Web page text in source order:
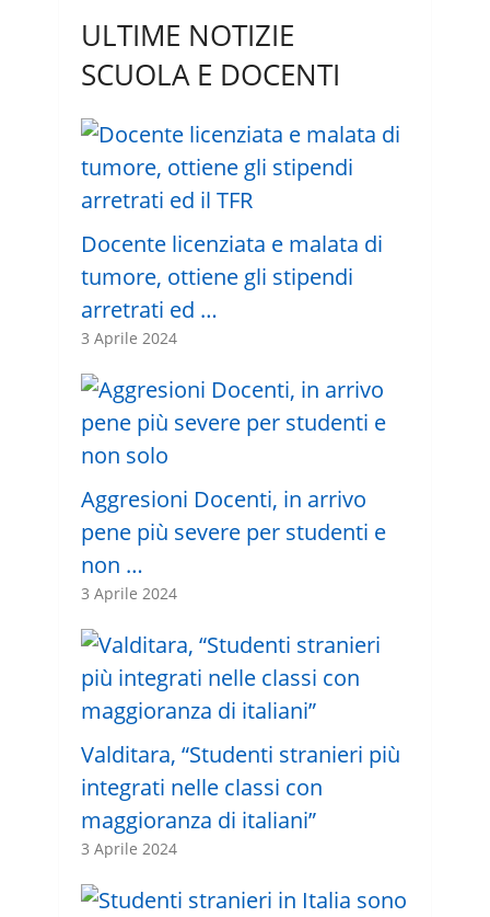
ULTIME NOTIZIE
SCUOLA E DOCENTI
Docente licenziata e malata di
tumore, ottiene gli stipendi
arretrati ed …
3 Aprile 2024
Aggresioni Docenti, in arrivo
pene più severe per studenti e
non …
3 Aprile 2024
Valditara, “Studenti stranieri più
integrati nelle classi con
maggioranza di italiani”
3 Aprile 2024